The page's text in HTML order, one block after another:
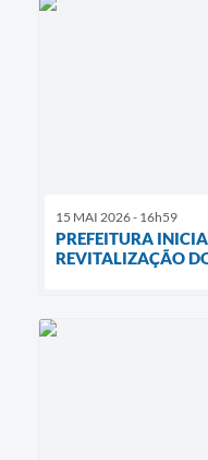
15 MAI 2026 - 16h59
PREFEITURA
REVITALIZAÇÃO